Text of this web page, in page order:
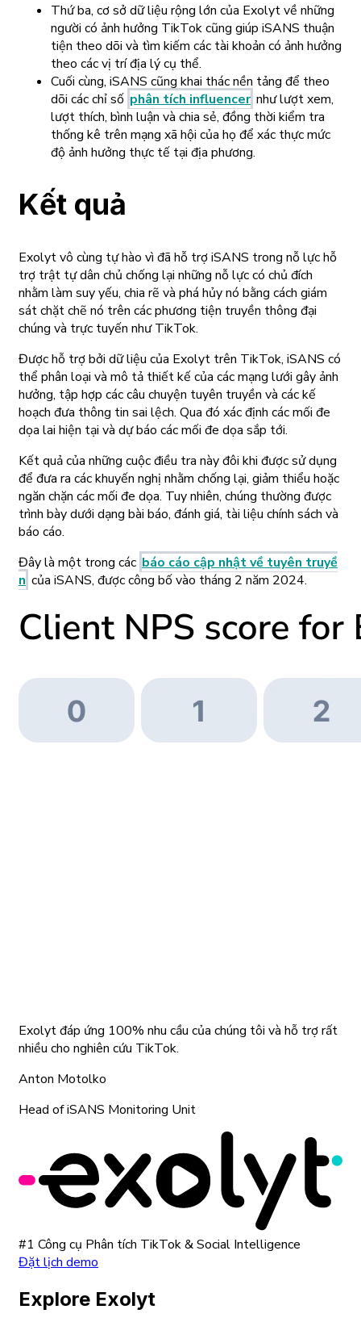
Thứ ba, cơ sở dữ liệu rộng lớn của Exolyt về những
người có ảnh hưởng TikTok cũng giúp iSANS thuận
tiện theo dõi và tìm kiếm các tài khoản có ảnh hưởng
theo các vị trí địa lý cụ thể.
Cuối cùng, iSANS cũng khai thác nền tảng để theo
dõi các chỉ số phân tích influencer như lượt xem,
lượt thích, bình luận và chia sẻ, đồng thời kiểm tra
thống kê trên mạng xã hội của họ để xác thực mức
độ ảnh hưởng thực tế tại địa phương.
Kết quả
Exolyt vô cùng tự hào vì đã hỗ trợ iSANS trong nỗ lực hỗ
trợ trật tự dân chủ chống lại những nỗ lực có chủ đích
nhằm làm suy yếu, chia rẽ và phá hủy nó bằng cách giám
sát chặt chẽ nó trên các phương tiện truyền thông đại
chúng và trực tuyến như TikTok.
Được hỗ trợ bởi dữ liệu của Exolyt trên TikTok, iSANS có
thể phân loại và mô tả thiết kế của các mạng lưới gây ảnh
hưởng, tập hợp các câu chuyện tuyên truyền và các kế
hoạch đưa thông tin sai lệch. Qua đó xác định các mối đe
dọa lai hiện tại và dự báo các mối đe dọa sắp tới.
Kết quả của những cuộc điều tra này đôi khi được sử dụng
để đưa ra các khuyến nghị nhằm chống lại, giảm thiểu hoặc
ngăn chặn các mối đe dọa. Tuy nhiên, chúng thường được
trình bày dưới dạng bài báo, đánh giá, tài liệu chính sách và
báo cáo.
Đây là một trong các báo cáo cập nhật về tuyên truyề
n của iSANS, được công bố vào tháng 2 năm 2024.
Exolyt đáp ứng 100% nhu cầu của chúng tôi và hỗ trợ rất
nhiều cho nghiên cứu TikTok.
Anton Motolko
Head of iSANS Monitoring Unit
#1 Công cụ Phân tích TikTok & Social Intelligence
Đặt lịch demo
Explore Exolyt